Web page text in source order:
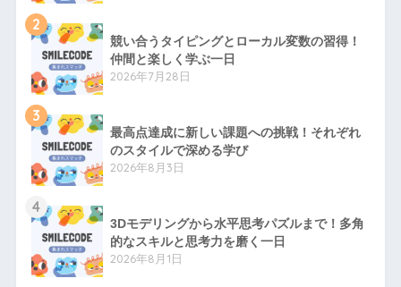
2
競い合うタイピングとローカル変数の習得！
仲間と楽しく学ぶ一日
2026年7月28日
3
最高点達成に新しい課題への挑戦！それぞれ
のスタイルで深める学び
2026年8月3日
4
3Dモデリングから水平思考パズルまで！多角
的なスキルと思考力を磨く一日
2026年8月1日